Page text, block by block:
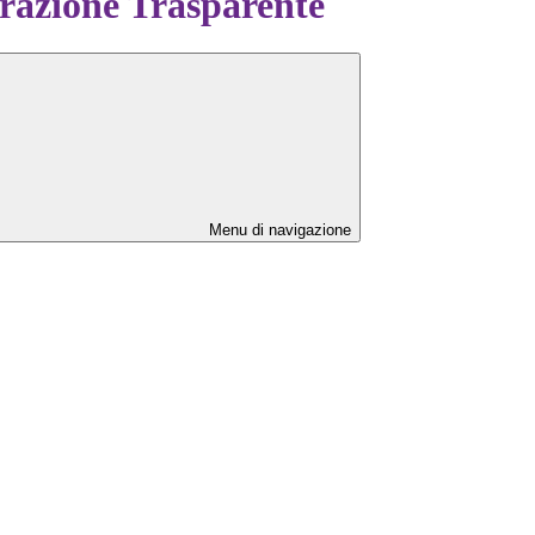
Menu di navigazione